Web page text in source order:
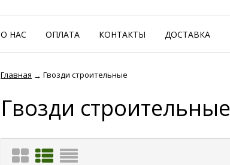
О НАС ОПЛАТА КОНТАКТЫ ДОСТАВКА
Главная → Гвозди строительные
Гвозди строительные